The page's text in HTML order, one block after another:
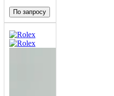
По запросу